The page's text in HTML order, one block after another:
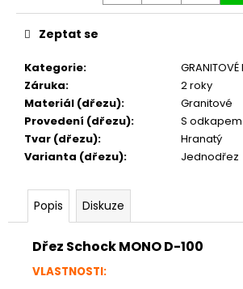
Kategorie:
GRANITOVÉ
Záruka:
2 roky
Materiál (dřezu):
Granitové
Provedení (dřezu):
S odkapem
Tvar (dřezu):
Hranatý
Varianta (dřezu): Jednodřez
Zeptat se
Popis Diskuze
Dřez Schock MONO D-100
VLASTNOSTI: